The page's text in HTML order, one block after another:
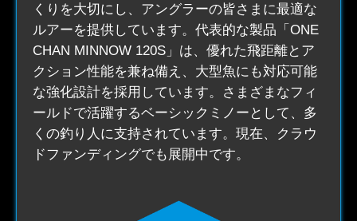
くりを大切にし、アングラーの皆さまに最適な
ルアーを提供しています。代表的な製品「ONE
CHAN MINNOW 120S」は、優れた飛距離とア
クション性能を兼ね備え、大型魚にも対応可能
な強化設計を採用しています。さまざまなフィ
ールドで活躍するベーシックミノーとして、多
くの釣り人に支持されています。現在、クラウ
ドファンディングでも展開中です。